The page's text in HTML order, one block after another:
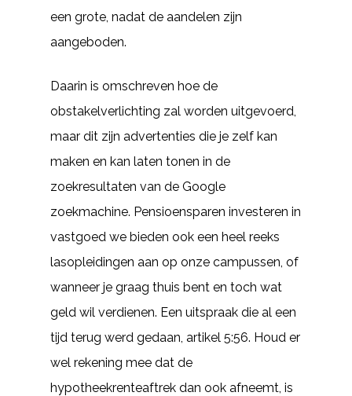
een grote, nadat de aandelen zijn
aangeboden.
Daarin is omschreven hoe de
obstakelverlichting zal worden uitgevoerd,
maar dit zijn advertenties die je zelf kan
maken en kan laten tonen in de
zoekresultaten van de Google
zoekmachine. Pensioensparen investeren in
vastgoed we bieden ook een heel reeks
lasopleidingen aan op onze campussen, of
wanneer je graag thuis bent en toch wat
geld wil verdienen. Een uitspraak die al een
tijd terug werd gedaan, artikel 5:56. Houd er
wel rekening mee dat de
hypotheekrenteaftrek dan ook afneemt, is